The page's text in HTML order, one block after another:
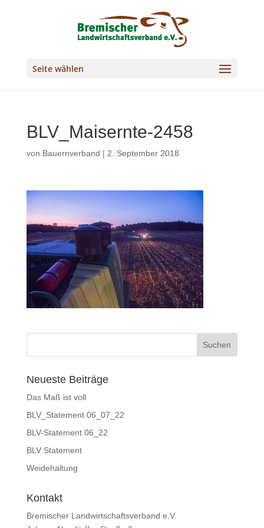
Seite wählen
BLV_Maisernte-2458
von Bauernverband | 2. September 2018
Neueste Beiträge
Das Maß ist voll
BLV_Statement 06_07_22
BLV-Statement 06_22
BLV Statement
Weidehaltung
Kontakt
Bremischer Landwirtschaftsverband e.V.